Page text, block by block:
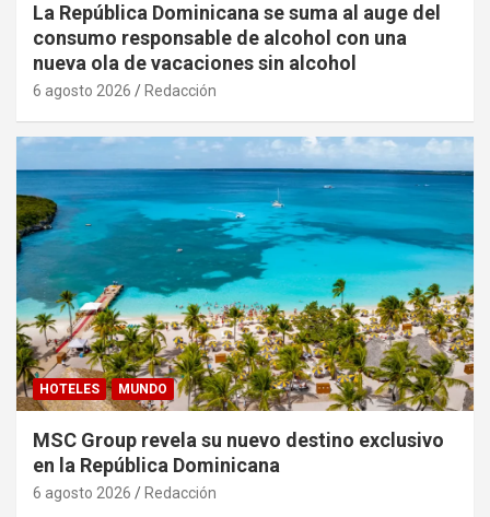
La República Dominicana se suma al auge del
consumo responsable de alcohol con una
nueva ola de vacaciones sin alcohol
6 agosto 2026 Redacción
HOTELES MUNDO
MSC Group revela su nuevo destino exclusivo
en la República Dominicana
6 agosto 2026 Redacción